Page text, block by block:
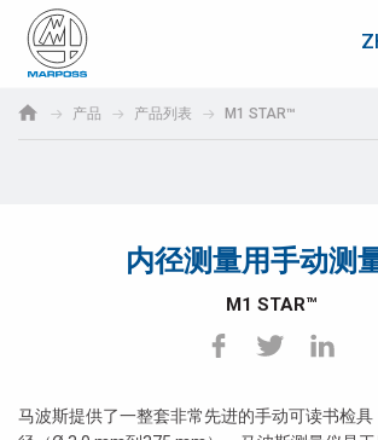
S.p.A.
产品 产品列表 M1 STAR™
内径测量用手动测
M1 STAR™
马波斯提供了一整套非常先进的手动可读书检
Deutsch
Español
日本語 (Japanese)
登录
密码